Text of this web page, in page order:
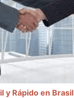
y Rápido en Brasil